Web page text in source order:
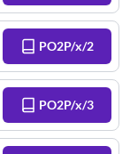
PO2P/x/2
PO2P/x/3